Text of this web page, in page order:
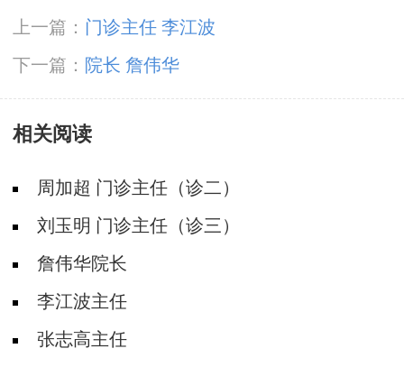
上一篇： 门诊主任 李江波
下一篇： 院长 詹伟华
相关阅读
周加超 门诊主任（诊二）
刘玉明 门诊主任（诊三）
詹伟华院长
李江波主任
张志高主任